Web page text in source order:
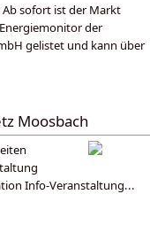
sofort ist der Markt
der
gelistet und kann über
Moosbach
Info-Veranstaltung...